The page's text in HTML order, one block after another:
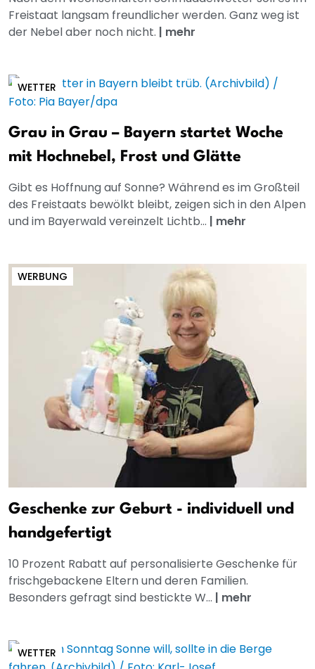
Freistaat langsam freundlicher werden. Ganz weg ist
der Nebel aber noch nicht. | mehr
WETTER
Grau in Grau – Bayern startet Woche
mit Hochnebel, Frost und Glätte
Gibt es Hoffnung auf Sonne? Während es im Großteil
des Freistaats bewölkt bleibt, zeigen sich in den Alpen
und im Bayerwald vereinzelt Lichtb... | mehr
WERBUNG
Geschenke zur Geburt - individuell und
handgefertigt
10 Prozent Rabatt auf personalisierte Geschenke für
frischgebackene Eltern und deren Familien.
Besonders gefragt sind bestickte W... | mehr
WETTER